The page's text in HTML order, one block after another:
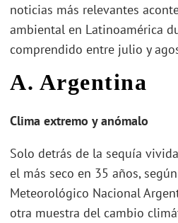
noticias más relevantes
ambiental en Latinoamérica
comprendido entre julio y
A. Argentina
Clima extremo y anómalo
Solo detrás de la sequía
el más seco en 35 años,
Meteorológico Nacional
otra muestra del cambio